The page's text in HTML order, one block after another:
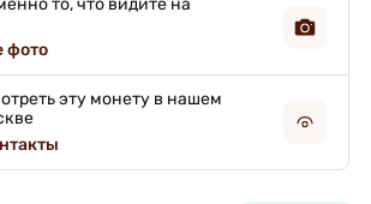
фото
эту монету в нашем